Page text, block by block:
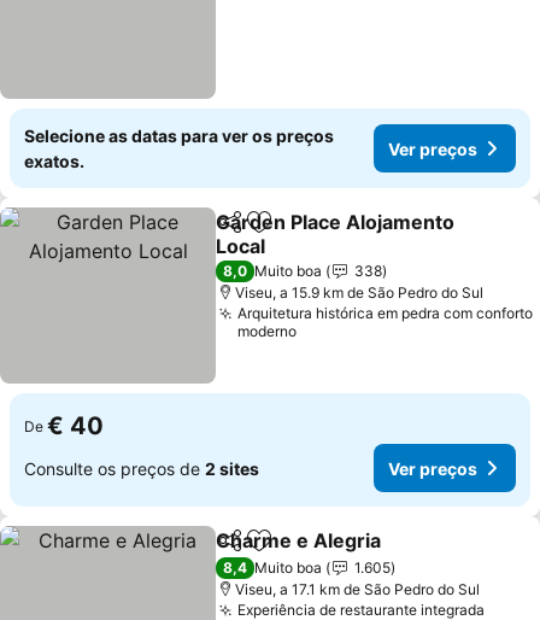
Selecione as datas para ver os preços
exatos.
Ver preços
PartilharAdicionar aos favoritos
Garden Place Alojamento
Local
Ver preços
8,0 Muito boa
338
Viseu, a 15.9 km de São Pedro do Sul
Arquitetura histórica em pedra com conforto
moderno
De € 40
Consulte os preços de 2 sites Ver preços
PartilharAdicionar aos favoritos
Charme e Alegria
8,4 Muito boa
1.605
Viseu, a 17.1 km de São Pedro do Sul
Experiência de restaurante integrada